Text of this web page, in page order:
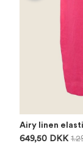
Airy linen
649,50 DKK